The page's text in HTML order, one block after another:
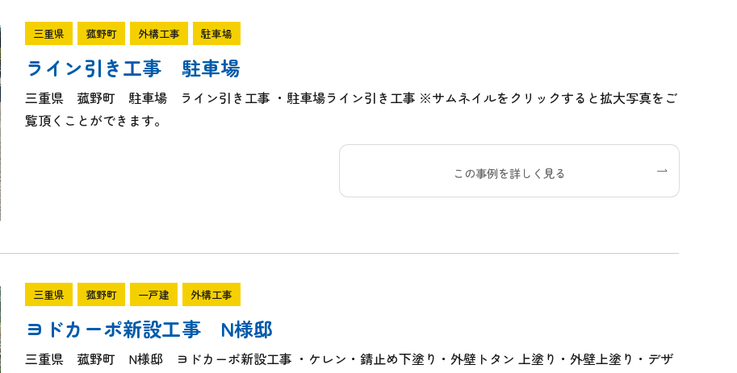
三重県 菰野町 外構工事 駐車場
ライン引き工事 駐車場
三重県 菰野町 駐車場 ライン引き工事 ・駐車場ライン引き工事 ※サムネイルをクリックすると拡大写真をご
覧頂くことができます。
この事例を詳しく見る
三重県 菰野町 一戸建 外構工事
ヨドカーポ新設工事 N様邸
三重県 菰野町 N様邸 ヨドカーポ新設工事 ・ケレン・錆止め下塗り・外壁トタン 上塗り・外壁上塗り・デザ